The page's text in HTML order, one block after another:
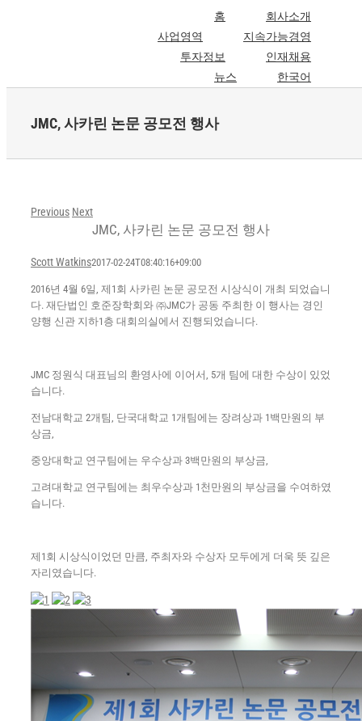
홈
회사소개
사업영역
지속가능경영
투자정보
인재채용
뉴스
한국어
JMC, 사카린 논문 공모전 행사
Previous Next
JMC, 사카린 논문 공모전 행사
Scott Watkins2017-02-24T08:40:16+09:00
2016년 4월 6일, 제1회 사카린 논문 공모전 시상식이 개최 되었습니
다. 재단법인 호준장학회와 ㈜JMC가 공동 주최한 이 행사는 경인
양행 신관 지하1층 대회의실에서 진행되었습니다.
JMC 정원식 대표님의 환영사에 이어서, 5개 팀에 대한 수상이 있었
습니다.
전남대학교 2개팀, 단국대학교 1개팀에는 장려상과 1백만원의 부
상금,
중앙대학교 연구팀에는 우수상과 3백만원의 부상금,
고려대학교 연구팀에는 최우수상과 1천만원의 부상금을 수여하였
습니다.
제1회 시상식이었던 만큼, 주최자와 수상자 모두에게 더욱 뜻 깊은
자리였습니다.